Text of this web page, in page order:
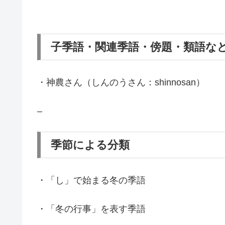
子季語・関連季語・傍題・類語な
・神農さん（しんのうさん：shinnosan）
–
季節による分類
・「し」で始まる冬の季語
・「冬の行事」を表す季語